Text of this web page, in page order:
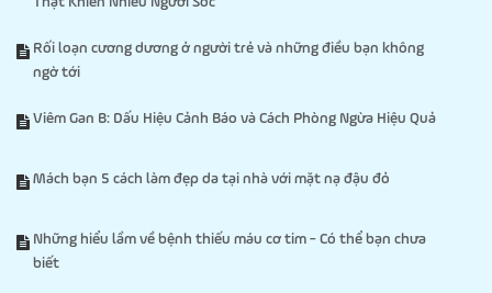
Rối loạn cương dương ở người trẻ và những điều bạn không
ngờ tới
Viêm Gan B: Dấu Hiệu Cảnh Báo và Cách Phòng Ngừa Hiệu Quả
Mách bạn 5 cách làm đẹp da tại nhà với mặt nạ đậu đỏ
Những hiểu lầm về bệnh thiếu máu cơ tim - Có thể bạn chưa
biết